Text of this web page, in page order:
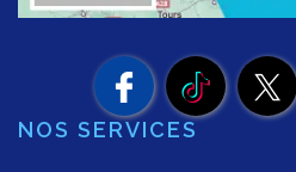
NOS SERVICES